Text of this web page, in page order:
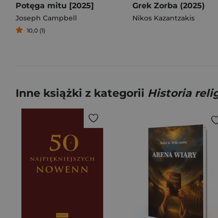
Potęga mitu [2025]
Joseph Campbell
10,0 (1)
Grek Zorba (2025)
Nikos Kazantzakis
Inne książki z kategorii Historia